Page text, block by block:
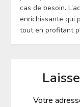
cas de besoin.
enrichissante qui
tout en profitant
Votre